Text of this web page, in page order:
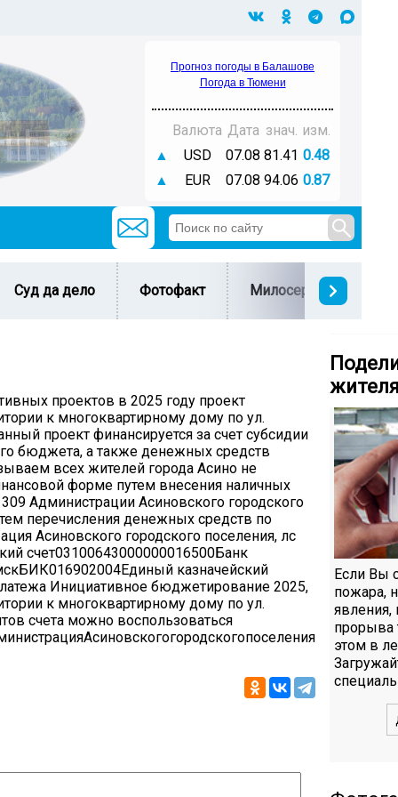
Прогноз погоды в Балашове
Погода в Тюмени
Валюта Дата знач. изм.
▲
USD 07.08 81.41 0.48
▲
EUR 07.08 94.06 0.87
Суд да дело Фотофакт Милосердие
проектов в 2025 году проект
к многоквартирному дому по ул.
проект финансируется за счет субсидии
бюджета, а также денежных средств
всех жителей города Асино не
форме путем внесения наличных
Администрации Асиновского городского
перечисления денежных средств по
Асиновского городского поселения, лс
счет03100643000000016500Банк
казначейский
Инициативное бюджетирование 2025,
к многоквартирному дому по ул.
счета можно воспользоваться
Если Вы
пожара,
явления,
прорыва
этом в